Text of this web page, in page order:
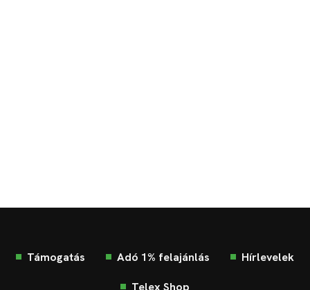
Támogatás Adó 1% felajánlás Hírlevelek
Telex Shop